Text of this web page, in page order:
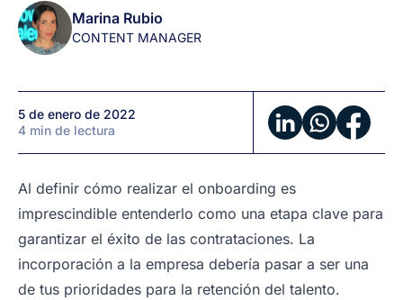
a
tus
nuevos
Marina Rubio
CONTENT MANAGER
5 de enero de 2022
4 min de lectura
Al definir cómo realizar el onboarding es
imprescindible entenderlo como una etapa clave para
garantizar el éxito de las contrataciones. La
incorporación a la empresa debería pasar a ser una
de tus prioridades para la retención del talento.